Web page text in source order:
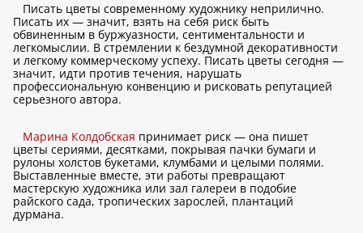
Писать цветы современному художнику неприлично.
Писать их — значит, взять на себя риск быть
обвиненным в буржуазности, сентиментальности и
легкомыслии. В стремлении к бездумной декоративности
и легкому коммерческому успеху. Писать цветы сегодня —
значит, идти против течения, нарушать
профессиональную конвенцию и рисковать репутацией
серьезного автора.
Марина Колдобская принимает риск — она пишет
цветы сериями, десятками, покрывая пачки бумаги и
рулоны холстов букетами, клумбами и целыми полями.
Выставленные вместе, эти работы превращают
мастерскую художника или зал галереи в подобие
райского сада, тропических зарослей, плантаций
дурмана.